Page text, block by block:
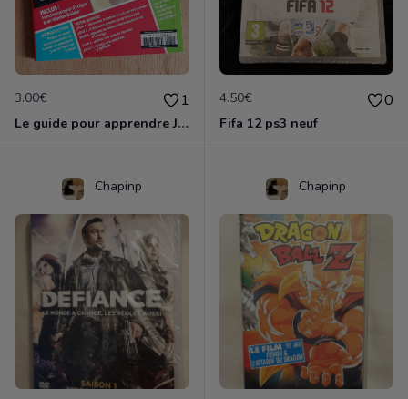
3.00€ 1
Le guide pour apprendre JAVA
4.50€ 0
Fifa 12 ps3 neuf
Chapinp Chapinp